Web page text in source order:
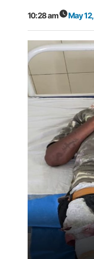
10:28 am May